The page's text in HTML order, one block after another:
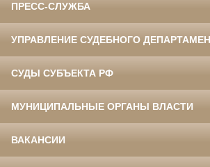
ПРЕСС-СЛУЖБА
УПРАВЛЕНИЕ СУДЕБНОГО
СУДЫ СУБЪЕКТА РФ
МУНИЦИПАЛЬНЫЕ ОРГАНЫ ВЛАСТИ
ВАКАНСИИ